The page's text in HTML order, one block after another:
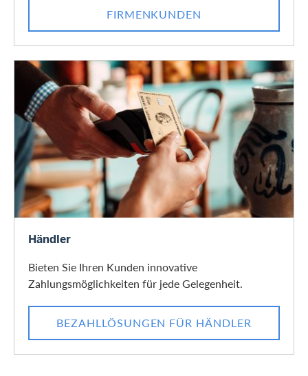
FIRMENKUNDEN
Zum Händler-Bereich
Händler
Bieten Sie Ihren Kunden innovative
Zahlungsmöglichkeiten für jede Gelegenheit.
BEZAHLLÖSUNGEN FÜR HÄNDLER